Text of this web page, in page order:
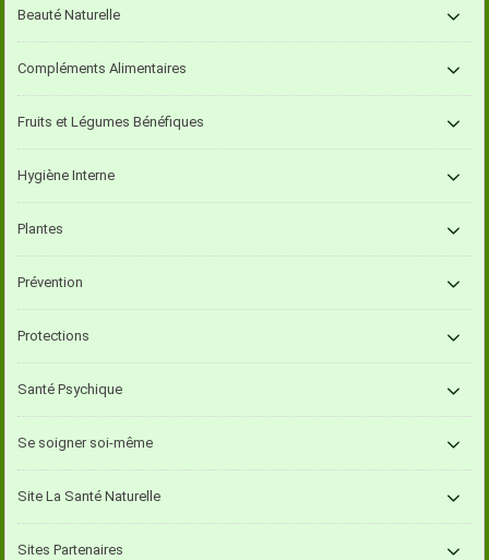
Beauté Naturelle
Compléments Alimentaires
Fruits et Légumes Bénéfiques
Hygiène Interne
Plantes
Prévention
Protections
Santé Psychique
Se soigner soi-même
Site La Santé Naturelle
Sites Partenaires